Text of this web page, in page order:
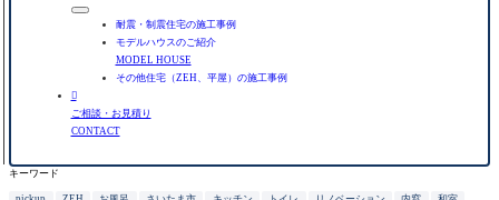
耐震・制震住宅の施工事例
モデルハウスのご紹介
MODEL HOUSE
その他住宅（ZEH、平屋）の施工事例

ご相談・お見積り
CONTACT
キーワード